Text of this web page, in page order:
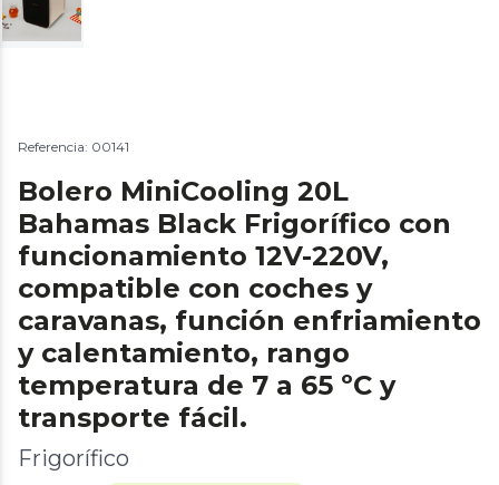
Referencia: 00141
Bolero MiniCooling 20L
Bahamas Black Frigorífico con
funcionamiento 12V-220V,
compatible con coches y
caravanas, función enfriamiento
y calentamiento, rango
temperatura de 7 a 65 ºC y
transporte fácil.
Frigorífico